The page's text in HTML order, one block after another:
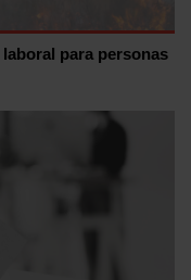
para personas